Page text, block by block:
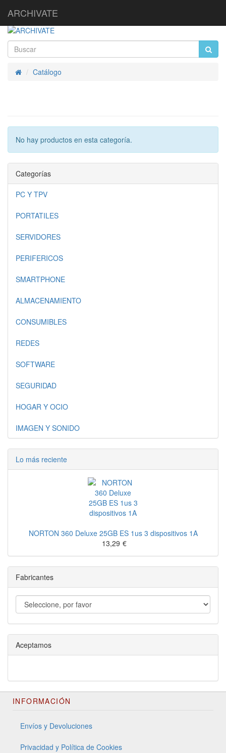
ARCHIVATE
InicioCatálogo
No hay productos en esta categoría.
Categorías
PC Y TPV
PORTATILES
SERVIDORES
PERIFERICOS
SMARTPHONE
ALMACENAMIENTO
CONSUMIBLES
REDES
SOFTWARE
SEGURIDAD
HOGAR Y OCIO
IMAGEN Y SONIDO
Lo más reciente
NORTON 360 Deluxe 25GB ES 1us 3 dispositivos 1A
13,29 €
Fabricantes
Aceptamos
INFORMACIÓN
Envíos y Devoluciones
Privacidad y Política de Cookies